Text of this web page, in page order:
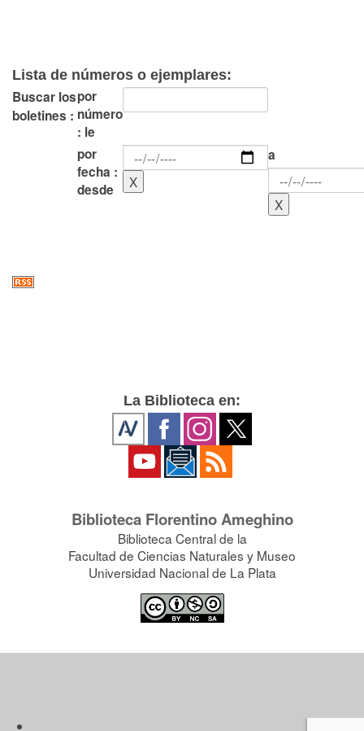
Lista de números o ejemplares:
Buscar los
boletines :
por
número
: le
por
fecha :
desde
a
La Biblioteca en:
Biblioteca Florentino Ameghino
Biblioteca Central de la
Facultad de Ciencias Naturales y Museo
Universidad Nacional de La Plata